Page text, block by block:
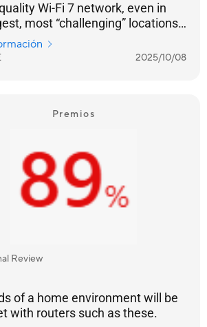
Wi-Fi 7 network, even in
most “challenging” locations:
zones” can resist it. [...] a very
product — with two 2.5
2025/10/08
Premios
Review
of a home environment will be
with routers such as these.